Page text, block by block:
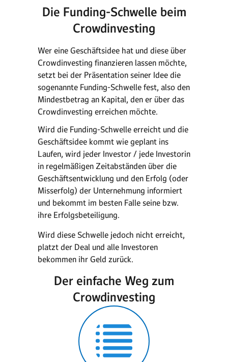
Die Funding-Schwelle beim
Crowdinvesting
Wer eine Geschäftsidee hat und diese über
Crowdinvesting finanzieren lassen möchte,
setzt bei der Präsentation seiner Idee die
sogenannte Funding-Schwelle fest, also den
Mindestbetrag an Kapital, den er über das
Crowdinvesting erreichen möchte.
Wird die Funding-Schwelle erreicht und die
Geschäftsidee kommt wie geplant ins
Laufen, wird jeder Investor / jede Investorin
in regelmäßigen Zeitabständen über die
Geschäftsentwicklung und den Erfolg (oder
Misserfolg) der Unternehmung informiert
und bekommt im besten Falle seine bzw.
ihre Erfolgsbeteiligung.
Wird diese Schwelle jedoch nicht erreicht,
platzt der Deal und alle Investoren
bekommen ihr Geld zurück.
Der einfache Weg zum
Crowdinvesting